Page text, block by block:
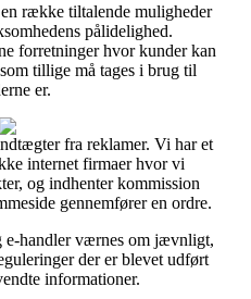
række tiltalende muligheder
pålidelighed.
forretninger hvor kunder kan
tillige må tages i brug til
er.
fra reklamer. Vi har et
internet firmaer hvor vi
og indhenter kommission
gennemfører en ordre.
e-handler værnes om jævnligt,
der er blevet udført
informationer.